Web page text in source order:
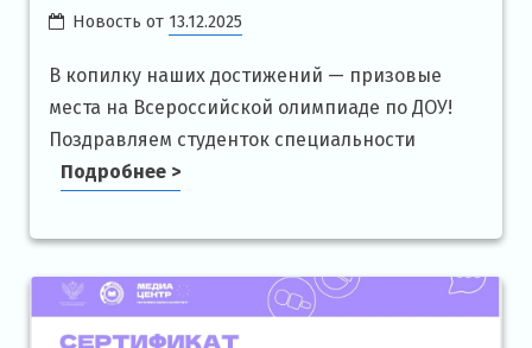
Новость от 13.12.2025
В копилку наших достижений — призовые
места на Всероссийской олимпиаде по ДОУ!
Поздравляем студенток специальности
Подробнее >